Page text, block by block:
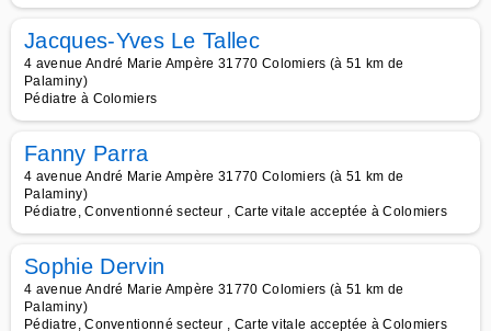
Jacques-Yves Le Tallec
4 avenue André Marie Ampère 31770 Colomiers (à 51 km de
Palaminy)
Pédiatre à Colomiers
Fanny Parra
4 avenue André Marie Ampère 31770 Colomiers (à 51 km de
Palaminy)
Pédiatre, Conventionné secteur , Carte vitale acceptée à Colomiers
Sophie Dervin
4 avenue André Marie Ampère 31770 Colomiers (à 51 km de
Palaminy)
Pédiatre, Conventionné secteur , Carte vitale acceptée à Colomiers